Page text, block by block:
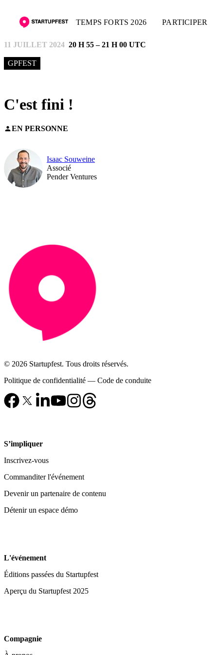
TEMPS FORTS 2026 PARTICIPER
11 JUILLET 2024 20 H 55 – 21 H 00 UTC
GPFEST
C'est fini !
personEN PERSONNE
Isaac Souweine
Associé
Pender Ventures
© 2026 Startupfest. Tous droits réservés.
Politique de confidentialité — Code de conduite
S’impliquer
Inscrivez-vous
Commanditer l'événement
Devenir un partenaire de contenu
Détenir un espace démo
L'événement
Éditions passées du Startupfest
Aperçu du Startupfest 2025
Compagnie